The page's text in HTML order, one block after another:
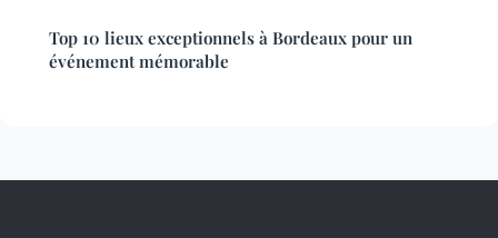
Top 10 lieux exceptionnels à Bordeaux pour un
événement mémorable